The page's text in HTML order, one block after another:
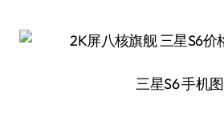
三星S6 手机图